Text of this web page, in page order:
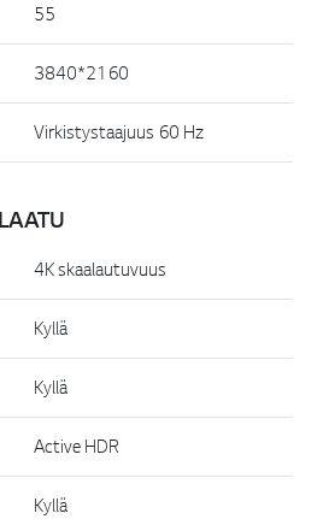
55
3840*2160
Virkistystaajuus 60 Hz
4K skaalautuvuus
Kyllä
Kyllä
Active HDR
Kyllä